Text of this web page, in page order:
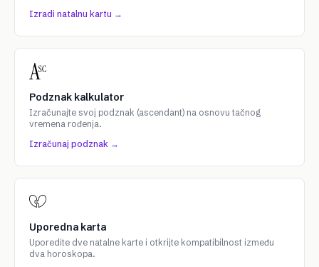
Izradi natalnu kartu →
Podznak kalkulator
Izračunajte svoj podznak (ascendant) na osnovu tačnog
vremena rođenja.
Izračunaj podznak →
Uporedna karta
Uporedite dve natalne karte i otkrijte kompatibilnost između
dva horoskopa.